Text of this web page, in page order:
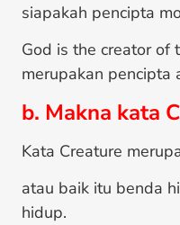
siapakah pencipta
God is the creator of
merupakan pencipta
b. Makna kata
Kata Creature
atau baik itu benda
hidup.